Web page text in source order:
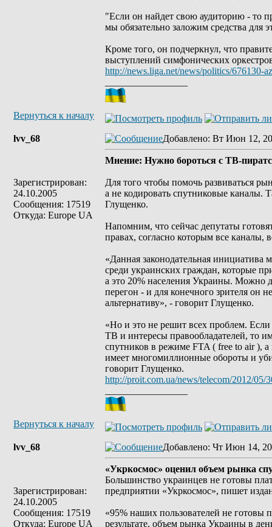
"Если он найдет свою аудиторию - то
мы обязательно заложим средства для
Кроме того, он подчеркнул, что
выступлений симфонических
http://news.liga.net/news/politics/676130-
Вернуться к началу
lvv_68
Зарегистрирован:
24.10.2005
Сообщения: 17519
Откуда: Europe UA
Добавлено: Вт Июн 12,
Мнение: Нужно бороться с ТВ-
Для того чтобы помочь развиваться
а не кодировать спутниковые каналы.
Глущенко.
Напомним, что сейчас депутаты
правах, согласно которым все
«Данная законодательная
среди украинских граждан, которые
а это 20% населения Украины. Можно
перегон - и для конечного зрителя он
альтернативу», - говорит Глущенко.
«Но и это не решит всех проблем.
ТВ и интересы правообладателей, то
спутников в режиме FTA ( free to air ), а
имеет многомиллионные обороты и
говорит Глущенко.
http://proit.com.ua/news/telecom/2012/05/
Вернуться к началу
lvv_68
Зарегистрирован:
24.10.2005
Сообщения: 17519
Откуда: Europe UA
Добавлено: Чт Июн 14,
«Укркосмос» оценил объем рынка
Большинство украинцев не готовы
предприятии «Укркосмос», пишет
«95% наших пользователей не готовы
результате, объем рынка Украины в